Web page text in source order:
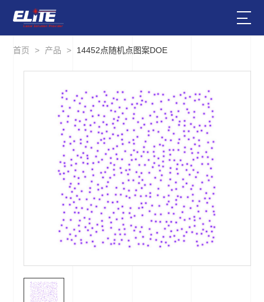
首页 > 产品 > 14452点随机点图案DOE